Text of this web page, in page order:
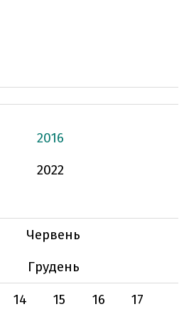
2016
2022
Червень
Грудень
14 15 16
17